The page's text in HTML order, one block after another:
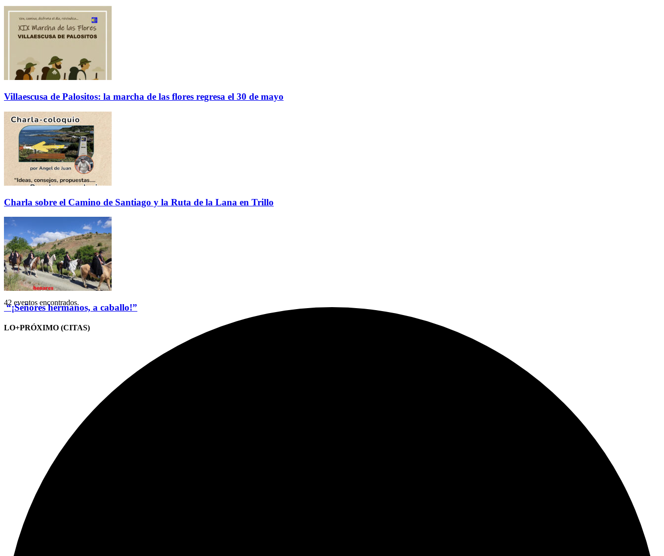
Villaescusa de Palositos: la marcha de las flores regresa el 30 de mayo
Charla sobre el Camino de Santiago y la Ruta de la Lana en Trillo
“¡Señores hermanos, a caballo!”
LO+PRÓXIMO (CITAS)
42 eventos encontrados.